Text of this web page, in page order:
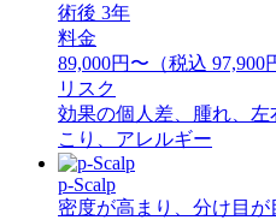
術後 3年
料金
89,000円〜（税込 97,900
リスク
効果の個人差、腫れ、
こり、アレルギー
p-Scalp
密度が高まり、分け目